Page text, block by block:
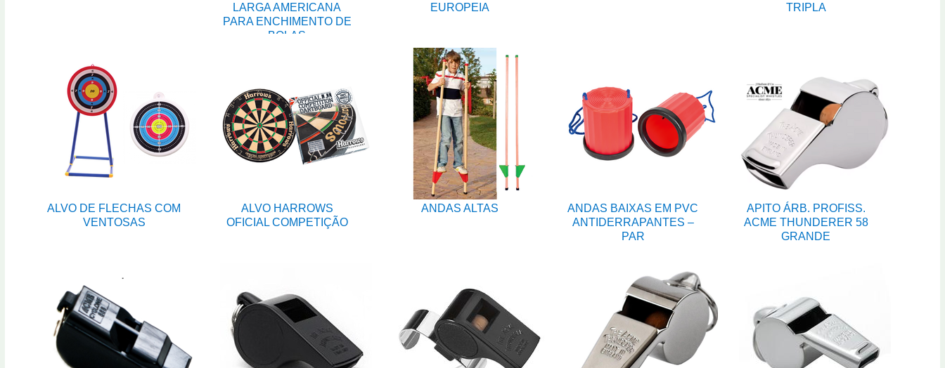
LARGA AMERICANA
PARA ENCHIMENTO DE
BOLAS
EUROPEIA
TRIPLA
ALVO DE FLECHAS COM
VENTOSAS
ALVO HARROWS
OFICIAL COMPETIÇÃO
ANDAS ALTAS
ANDAS BAIXAS EM PVC
ANTIDERRAPANTES –
PAR
APITO ÁRB. PROFISS.
ACME THUNDERER 58
GRANDE